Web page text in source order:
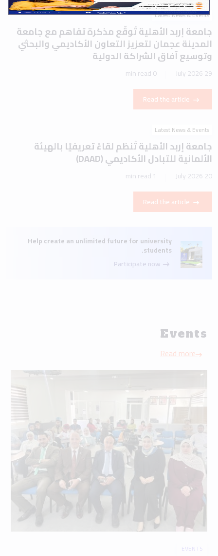
Latest News & Events
جامعة إربد الأهلية تُنظم لقاءً تعريفيًا بالهيئة
الألمانية للتبادل الأكاديمي (DAAD)
1 min read
Read the article
Help create an unlimited future for university
students.
Events
EVENTS
الدويري تُحاضر في جامعة إربد الأهلية حول قانون
الأحوال الشخصية
1 min read
EVENTS